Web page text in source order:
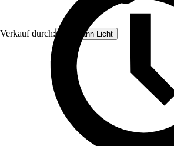
Verkauf durch: Paulmann Licht